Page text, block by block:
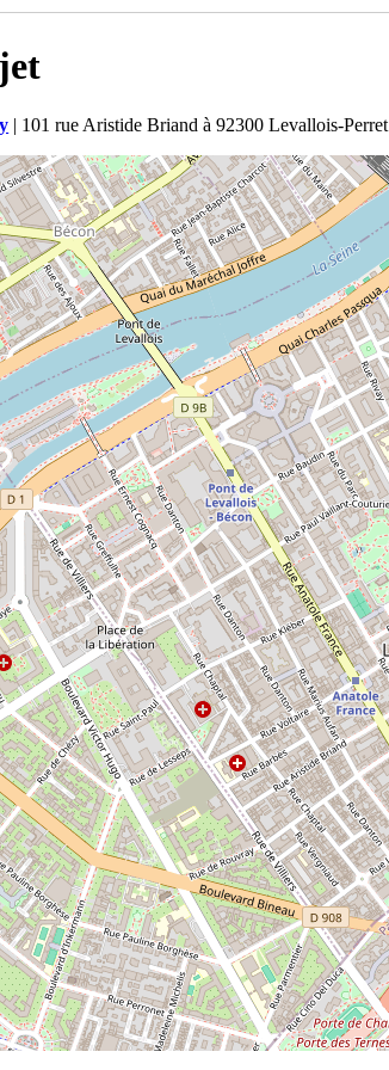
| 101 rue Aristide Briand à 92300 Levallois-Perret